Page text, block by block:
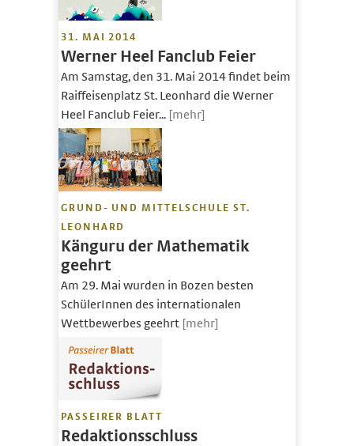
31. MAI 2014
Werner Heel Fanclub Feier
Am Samstag, den 31. Mai 2014 findet beim
Raiffeisenplatz St. Leonhard die Werner
Heel Fanclub Feier... [mehr]
GRUND- UND MITTELSCHULE ST.
LEONHARD
Känguru der Mathematik
geehrt
Am 29. Mai wurden in Bozen besten
SchülerInnen des internationalen
Wettbewerbes geehrt [mehr]
PASSEIRER BLATT
Redaktionsschluss